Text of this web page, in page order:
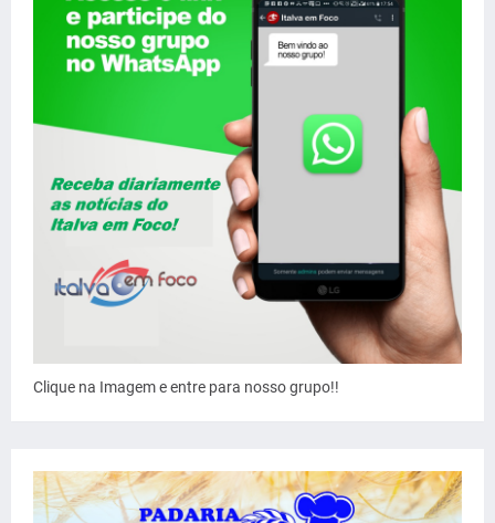
Clique na Imagem e entre para nosso grupo!!